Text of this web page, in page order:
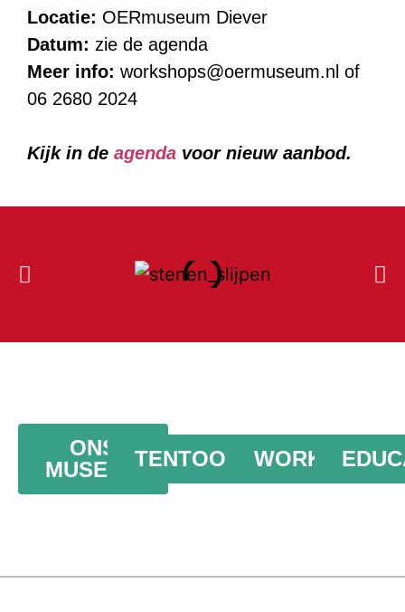
Locatie: OERmuseum Diever
Datum: zie de agenda
Meer info: workshops@oermuseum.nl of
06 2680 2024
Kijk in de agenda voor nieuw aanbod.
ONS
MUSEUMTENTOONSTELLING
WORKSHOPS